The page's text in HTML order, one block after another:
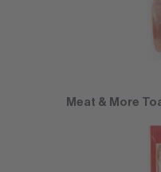
Meat & More